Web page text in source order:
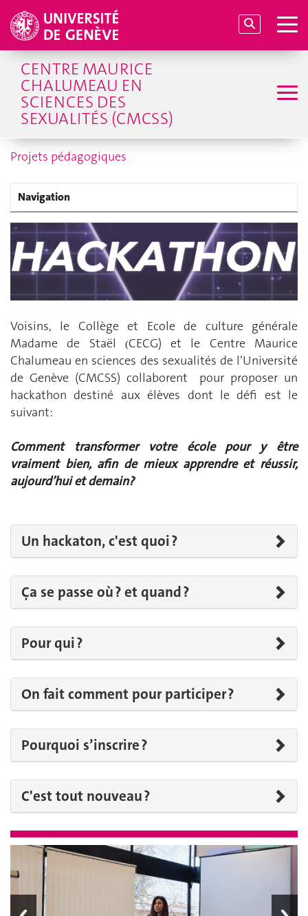
CENTRE MAURICE
CHALUMEAU EN
SCIENCES DES
SEXUALITÉS (CMCSS)
Projets pédagogiques
Navigation
Voisins, le Collège et Ecole de culture générale
Madame de Staël
(CECG) et le Centre Maurice
Chalumeau en sciences des sexualités de l’Université
de Genève (CMCSS) collaborent pour proposer un
hackathon destiné aux élèves dont le défi est le
suivant:
Comment transformer votre école pour y être
vraiment bien, afin de mieux apprendre et réussir,
aujourd’hui et demain?
Un hackaton, c'est quoi ?
Ça se passe où ? et quand ?
Pour qui ?
On fait comment pour participer ?
Pourquoi s’inscrire ?
C'est tout nouveau ?